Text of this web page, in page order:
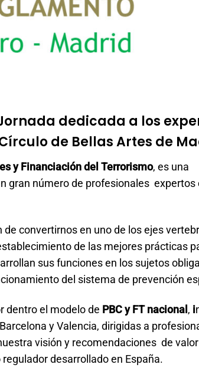
dedicada a los
de Bellas Artes de
y Financiación del Terrorismo, es una
gran número de profesionales expertos
convertirnos en uno de los ejes
de las mejores prácticas
sus funciones en los sujetos
del sistema de prevención
dentro el modelo de PBC y FT nacional , i
y Valencia, dirigidas a
visión y recomendaciones de
desarrollado en España.